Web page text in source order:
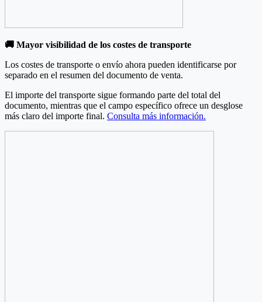
🚚 Mayor visibilidad de los costes de transporte
Los costes de transporte o envío ahora pueden identificarse por
separado en el resumen del documento de venta.
El importe del transporte sigue formando parte del total del
documento, mientras que el campo específico ofrece un desglose
más claro del importe final. Consulta más información.